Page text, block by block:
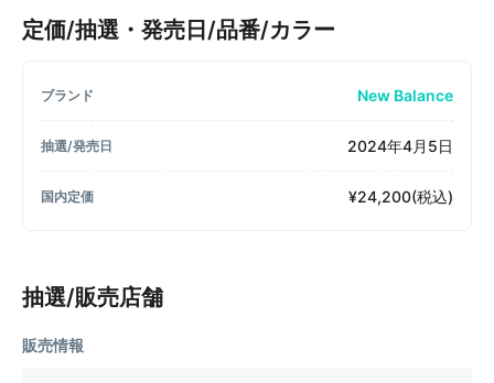
定価/抽選・発売日/品番/カラー
ブランド New Balance
抽選/発売日 2024年4月5日
国内定価 ¥24,200(税込)
抽選/販売店舗
販売情報